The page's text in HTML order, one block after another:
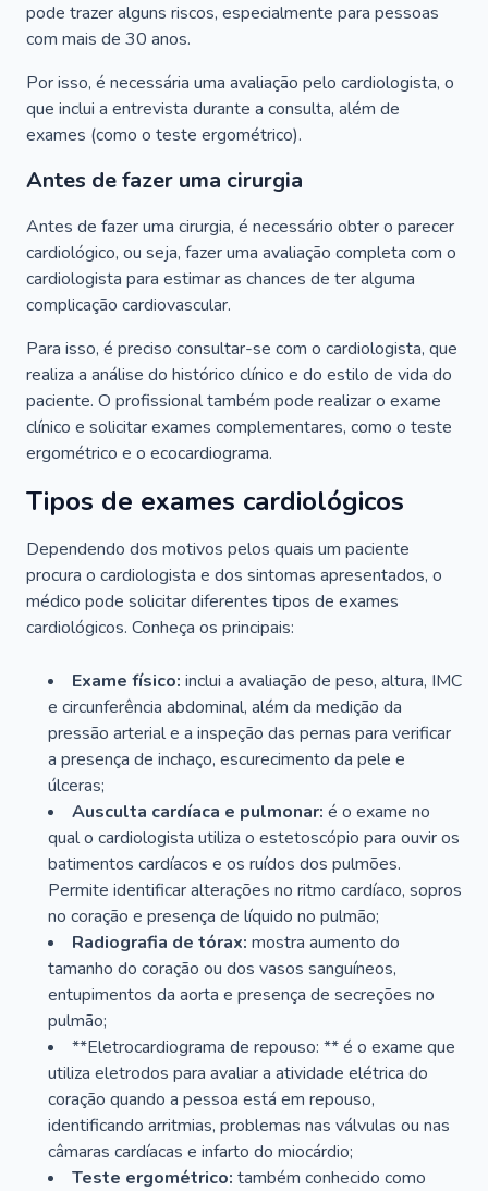
pode trazer alguns riscos, especialmente para pessoas
com mais de 30 anos.
Por isso, é necessária uma avaliação pelo cardiologista, o
que inclui a entrevista durante a consulta, além de
exames (como o teste ergométrico).
Antes de fazer uma cirurgia
Antes de fazer uma cirurgia, é necessário obter o parecer
cardiológico, ou seja, fazer uma avaliação completa com o
cardiologista para estimar as chances de ter alguma
complicação cardiovascular.
Para isso, é preciso consultar-se com o cardiologista, que
realiza a análise do histórico clínico e do estilo de vida do
paciente. O profissional também pode realizar o exame
clínico e solicitar exames complementares, como o teste
ergométrico e o ecocardiograma.
Tipos de exames cardiológicos
Dependendo dos motivos pelos quais um paciente
procura o cardiologista e dos sintomas apresentados, o
médico pode solicitar diferentes tipos de exames
cardiológicos. Conheça os principais:
Exame físico: inclui a avaliação de peso, altura, IMC
e circunferência abdominal, além da medição da
pressão arterial e a inspeção das pernas para verificar
a presença de inchaço, escurecimento da pele e
úlceras;
Ausculta cardíaca e pulmonar: é o exame no
qual o cardiologista utiliza o estetoscópio para ouvir os
batimentos cardíacos e os ruídos dos pulmões.
Permite identificar alterações no ritmo cardíaco, sopros
no coração e presença de líquido no pulmão;
Radiografia de tórax: mostra aumento do
tamanho do coração ou dos vasos sanguíneos,
entupimentos da aorta e presença de secreções no
pulmão;
**Eletrocardiograma de repouso: ** é o exame que
utiliza eletrodos para avaliar a atividade elétrica do
coração quando a pessoa está em repouso,
identificando arritmias, problemas nas válvulas ou nas
câmaras cardíacas e infarto do miocárdio;
Teste ergométrico: também conhecido como